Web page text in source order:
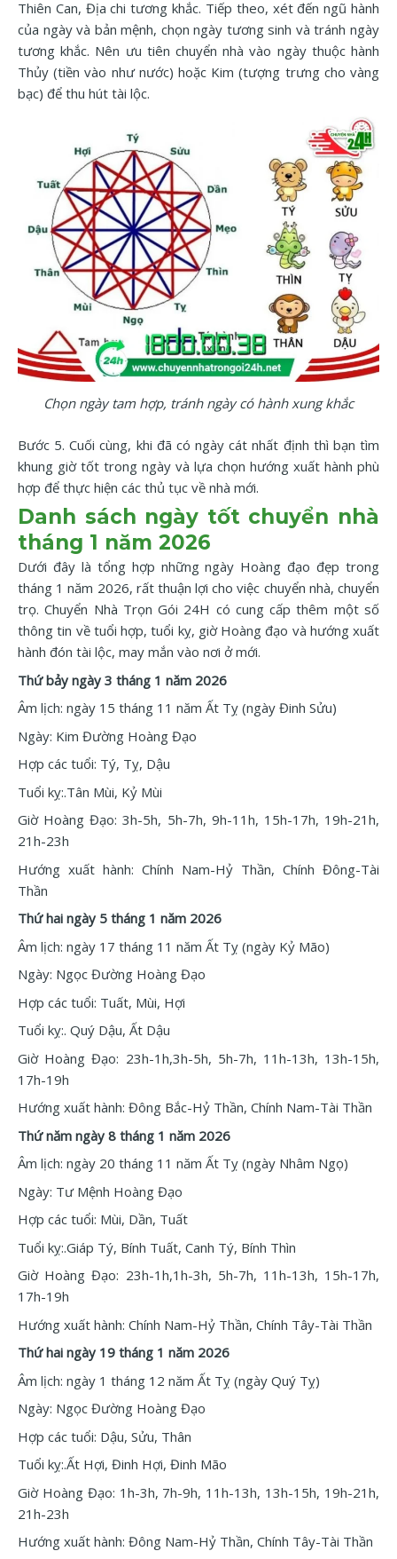
Thiên Can, Địa chi tương khắc. Tiếp theo, xét đến ngũ hành
của ngày và bản mệnh, chọn ngày tương sinh và tránh ngày
tương khắc. Nên ưu tiên chuyển nhà vào ngày thuộc hành
Thủy (tiền vào như nước) hoặc Kim (tượng trưng cho vàng
bạc) để thu hút tài lộc.
Chọn ngày tam hợp, tránh ngày có hành xung khắc
Bước 5. Cuối cùng, khi đã có ngày cát nhất định thì bạn tìm
khung giờ tốt trong ngày và lựa chọn hướng xuất hành phù
hợp để thực hiện các thủ tục về nhà mới.
Danh sách ngày tốt chuyển nhà
tháng 1 năm 2026
Dưới đây là tổng hợp những ngày Hoàng đạo đẹp trong
tháng 1 năm 2026, rất thuận lợi cho việc chuyển nhà, chuyển
trọ. Chuyển Nhà Trọn Gói 24H có cung cấp thêm một số
thông tin về tuổi hợp, tuổi kỵ, giờ Hoàng đạo và hướng xuất
hành đón tài lộc, may mắn vào nơi ở mới.
Thứ bảy ngày 3 tháng 1 năm 2026
Âm lịch: ngày 15 tháng 11 năm Ất Tỵ (ngày Đinh Sửu)
Ngày: Kim Đường Hoàng Đạo
Hợp các tuổi: Tý, Tỵ, Dậu
Tuổi kỵ:.Tân Mùi, Kỷ Mùi
Giờ Hoàng Đạo: 3h-5h, 5h-7h, 9h-11h, 15h-17h, 19h-21h,
21h-23h
Hướng xuất hành: Chính Nam-Hỷ Thần, Chính Đông-Tài
Thần
Thứ hai ngày 5 tháng 1 năm 2026
Âm lịch: ngày 17 tháng 11 năm Ất Tỵ (ngày Kỷ Mão)
Ngày: Ngọc Đường Hoàng Đạo
Hợp các tuổi: Tuất, Mùi, Hợi
Tuổi kỵ:. Quý Dậu, Ất Dậu
Giờ Hoàng Đạo: 23h-1h,3h-5h, 5h-7h, 11h-13h, 13h-15h,
17h-19h
Hướng xuất hành: Đông Bắc-Hỷ Thần, Chính Nam-Tài Thần
Thứ năm ngày 8 tháng 1 năm 2026
Âm lịch: ngày 20 tháng 11 năm Ất Tỵ (ngày Nhâm Ngọ)
Ngày: Tư Mệnh Hoàng Đạo
Hợp các tuổi: Mùi, Dần, Tuất
Tuổi kỵ:.Giáp Tý, Bính Tuất, Canh Tý, Bính Thìn
Giờ Hoàng Đạo: 23h-1h,1h-3h, 5h-7h, 11h-13h, 15h-17h,
17h-19h
Hướng xuất hành: Chính Nam-Hỷ Thần, Chính Tây-Tài Thần
Thứ hai ngày 19 tháng 1 năm 2026
Âm lịch: ngày 1 tháng 12 năm Ất Tỵ (ngày Quý Tỵ)
Ngày: Ngọc Đường Hoàng Đạo
Hợp các tuổi: Dậu, Sửu, Thân
Tuổi kỵ:.Ất Hợi, Đinh Hợi, Đinh Mão
Giờ Hoàng Đạo: 1h-3h, 7h-9h, 11h-13h, 13h-15h, 19h-21h,
21h-23h
Hướng xuất hành: Đông Nam-Hỷ Thần, Chính Tây-Tài Thần